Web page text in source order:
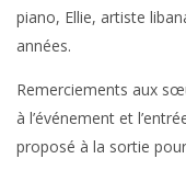
piano, Ellie, artiste
années.
Remerciements aux
à l’événement et
proposé à la sortie